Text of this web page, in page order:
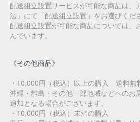
配送組立設置サービスが可能な商品は、
法」にて「配送組立設置」をお選びくだ
配送組立設置が可能な商品については、
んでいます。
《その他商品》
・10,000円（税込）以上の購入 送料無
沖縄・離島・その他一部地域などへのお
追加となる場合がございます。
・10,000円（税込）未満の購入